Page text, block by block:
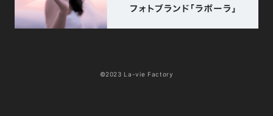
©2023 La-vie Factory